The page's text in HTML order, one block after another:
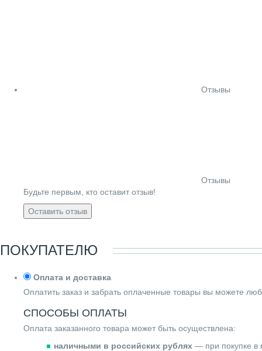
Отзывы
Отзывы
Будьте первым, кто оставит отзыв!
Оставить отзыв
ПОКУПАТЕЛЮ
Оплата и доставка
Оплатить заказ и забрать оплаченные товары вы можете
СПОСОБЫ ОПЛАТЫ
Оплата заказанного товара может быть осуществлена:
наличными в российских рублях — при покупке в